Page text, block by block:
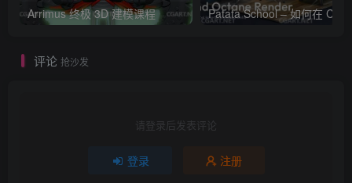
Arrimus 终极 3D 建模课程
评论 抢沙发
请登录后发表评论
登录 注册